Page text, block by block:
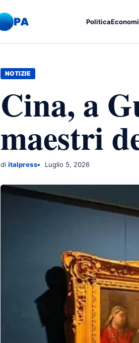
Politica
NOTIZIE
Cina, a
maestri
di italpress Luglio 5, 2026